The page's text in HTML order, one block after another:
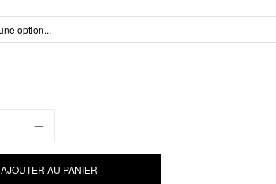
AJOUTER AU PANIER